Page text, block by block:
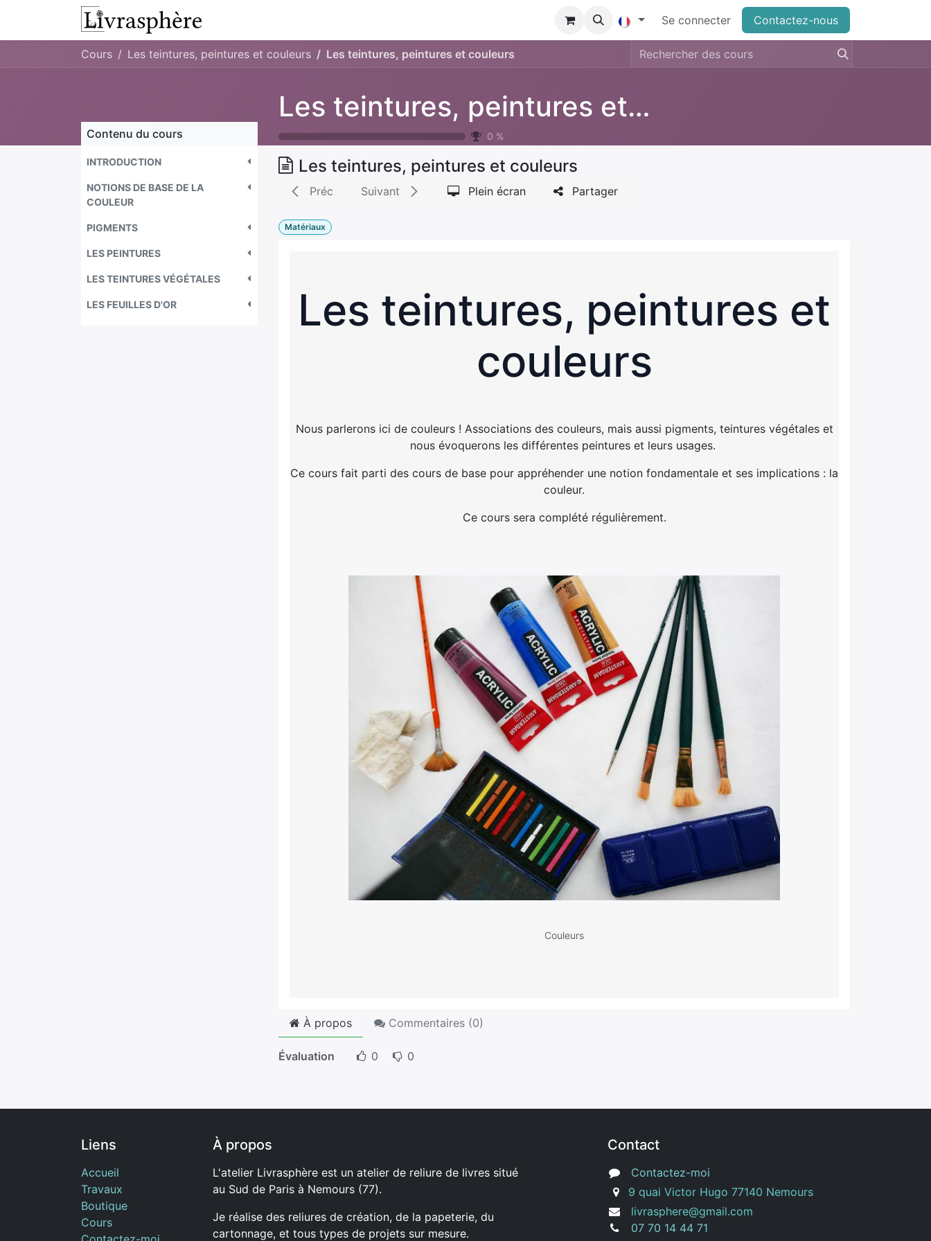
Se rendre au contenu
Se connecter Contactez-nous
Cours Les teintures, peintures et couleurs Les teintures, peintures et couleurs
Les teintures, peintures et couleurs
0 %
Contenu du cours
INTRODUCTION
NOTIONS DE BASE DE LA
COULEUR
PIGMENTS
LES PEINTURES
LES TEINTURES VÉGÉTALES
LES FEUILLES D'OR
Les teintures, peintures et couleurs
Préc Suivant Plein écran Partager
Matériaux
Les teintures, peintures et
couleurs
Nous parlerons ici de couleurs ! Associations des couleurs, mais aussi pigments, teintures végétales et
nous évoquerons les différentes peintures et leurs usages.
Ce cours fait parti des cours de base pour appréhender une notion fondamentale et ses implications : la
couleur.
Ce cours sera complété régulièrement.
Couleurs
À propos Commentaires (0)
Évaluation 0 0
Liens
Accueil
Travaux
Boutique
Cours
À propos
L'atelier Livrasphère est un atelier de reliure de livres situé
au Sud de Paris à Nemours (77).
Je réalise des reliures de création, de la papeterie, du
cartonnage, et tous types de projets sur mesure.
Contact
Contactez-moi
9 quai Victor Hugo 77140 Nemours
livrasphere@gmail.com
07 70 14 44 71